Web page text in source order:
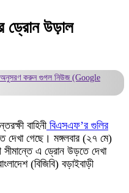
ড্রোন উড়াল
অনুসরণ করুন গুগল নিউজ (Google
বাহিনীবিএসএফ’র গুলির
দেখা গেছে। মঙ্গলবার (২৭ মে)
সীমান্তে এ ড্রোন উড়তে দেখা
(বিজিবি) বড়াইবাড়ী